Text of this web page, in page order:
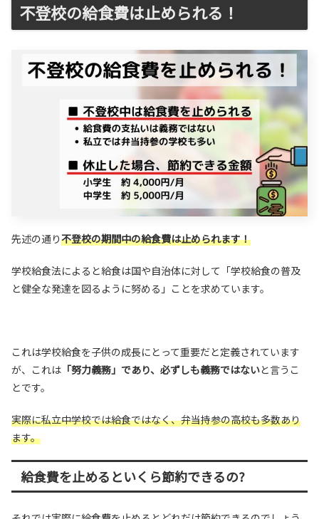
不登校の給食費は止められる！
先述の通り不登校の期間中の給食費は止められます！
学校給食法によると給食は国や自治体に対して「学校給食の普及
と健全な発達を図るように努める」ことを求めています。
これは学校給食を子供の成長にとって重要だと定義されています
が、これは 「努力義務」であり、必ずしも義務ではないと言うこ
とです。
実際に私立中学校では給食ではなく、弁当持参の高校も多数あり
ます。
給食費を止めるといくら節約できるの?